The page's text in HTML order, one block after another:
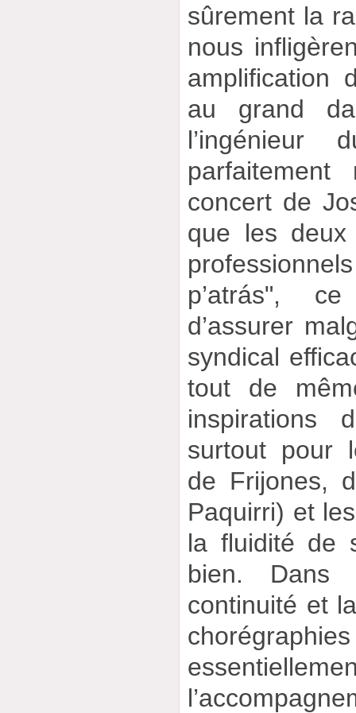
sûrement la
nous
amplification
au grand
concert de
que les deux
p’atrás",
d’assurer
syndical
tout de
inspirations
surtout pour
de Frijones,
Paquirri) et
la fluidité de
bien. Dans
continuité et